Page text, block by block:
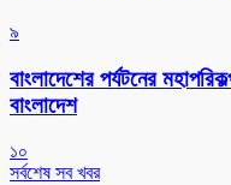
৯
বাংলাদেশের পর্যটনের
বাংলাদেশ
১০
সর্বশেষ সব খবর